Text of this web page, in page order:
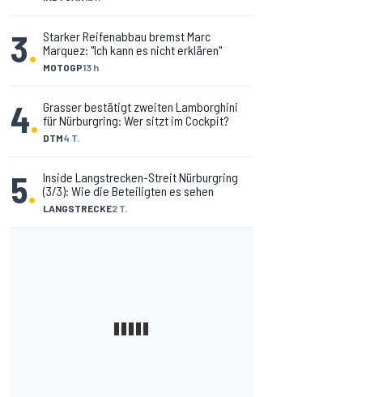
3. MOTOGP13 h
Starker Reifenabbau bremst Marc
Marquez: "Ich kann es nicht erklären"
4. DTM4 T.
Grasser bestätigt zweiten Lamborghini
für Nürburgring: Wer sitzt im Cockpit?
5. LANGSTRECKE2 T.
Inside Langstrecken-Streit Nürburgring
(3/3): Wie die Beteiligten es sehen